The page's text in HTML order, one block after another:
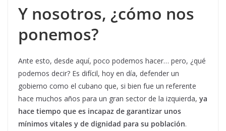
Y nosotros, ¿cómo nos
ponemos?
Ante esto, desde aquí, poco podemos hacer… pero, ¿qué
podemos decir? Es difícil, hoy en día, defender un
gobierno como el cubano que, si bien fue un referente
hace muchos años para un gran sector de la izquierda, ya
hace tiempo que es incapaz de garantizar unos
mínimos vitales y de dignidad para su población.